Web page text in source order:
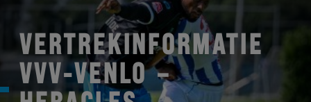
VERTREKINFORMATIE
VVV-VENLO –